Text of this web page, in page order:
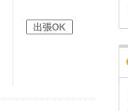
出張OK